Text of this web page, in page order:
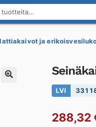
tuotteita...
ja
LVI
288,32